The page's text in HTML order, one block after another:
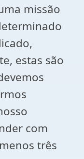
missão
estas são
com
três